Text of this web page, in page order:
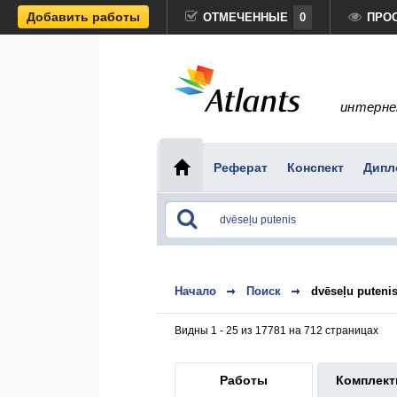
Добавить работы ОТМЕЧЕННЫЕ 0
Реферат Конспект
Начало Поиск dvēseļu putenis
Видны 1 - 25 из 17781 на 712 страницах
Работы